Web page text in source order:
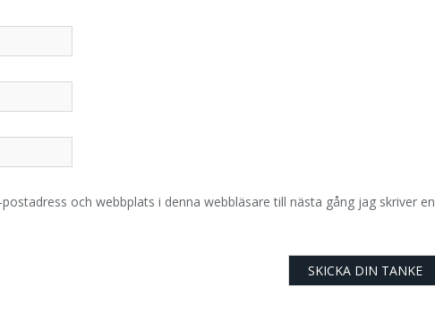
och webbplats i denna webbläsare till nästa gång jag skriver en